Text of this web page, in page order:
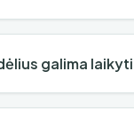
galima